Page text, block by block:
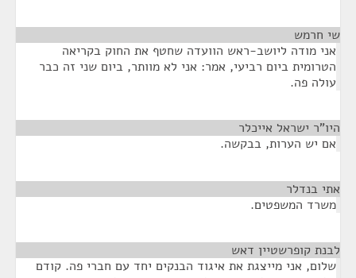
שי חרמש
אני מודה ליושב-ראש הוועדה שחטף את החוק בקריאה
הטרומית ביום רביעי, אמר: אני לא מוותר, ביום שני זה כבר
עולה פה.
היו"ר ישראל אייכלר
אם יש הערות, בבקשה.
אתי בנדלר
משרד המשפטים.
לבנת קופרשטיין דאש
שלום, אני מייצגת את איגוד הבנקים יחד עם חברי פה. קודם